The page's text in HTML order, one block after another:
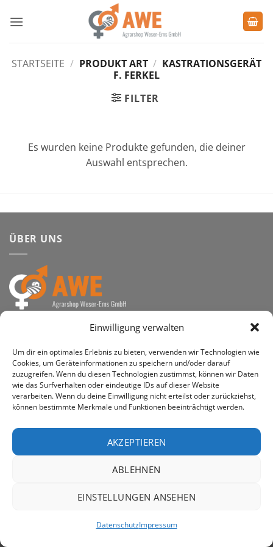
Einwilligung verwalten
Um dir ein optimales Erlebnis zu bieten, verwenden wir Technologien wie
Cookies, um Geräteinformationen zu speichern und/oder darauf
zuzugreifen. Wenn du diesen Technologien zustimmst, können wir Daten
wie das Surfverhalten oder eindeutige IDs auf dieser Website
verarbeiten. Wenn du deine Einwilligung nicht erteilst oder zurückziehst,
können bestimmte Merkmale und Funktionen beeinträchtigt werden.
AKZEPTIEREN
ABLEHNEN
EINSTELLUNGEN ANSEHEN
DatenschutzImpressum
Inhalt
STARTSEITE / PRODUKT ART / KASTRATIONSGERÄT
F. FERKEL
FILTER
Es wurden keine Produkte gefunden, die deiner
Auswahl entsprechen.
ÜBER UNS
awe ist heute auf vielen Höfen die 1. Adresse, wenn es
PayPal Rechung
AWE - Agrarshop Weser-Ems GmbH